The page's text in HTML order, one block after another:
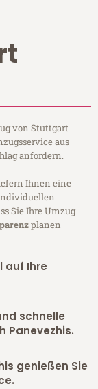
von Stuttgart
aus
anfordern.
Ihnen eine
Sie Ihre Umzug
planen
auf Ihre
schnelle
Panevezhis.
genießen Sie